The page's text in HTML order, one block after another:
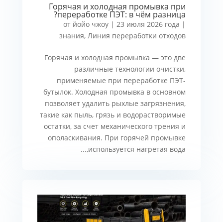
Горячая и холодная промывка при
переработке ПЭТ: в чём разница?
от йойо чжоу | 23 июля 2026 года |
знания, Линия переработки отходов
Горячая и холодная промывка — это две
различные технологии очистки,
применяемые при переработке ПЭТ-
бутылок. Холодная промывка в основном
позволяет удалить рыхлые загрязнения,
такие как пыль, грязь и водорастворимые
остатки, за счет механического трения и
ополаскивания. При горячей промывке
используется нагретая вода,...